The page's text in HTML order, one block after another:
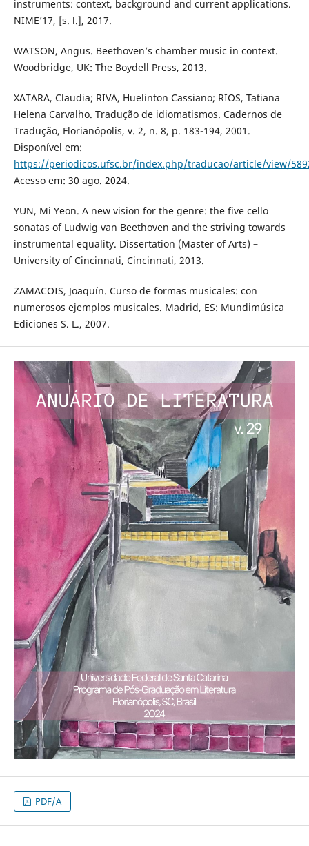
instruments: context, background and current applications.
NIME’17, [s. l.], 2017.
WATSON, Angus. Beethoven’s chamber music in context.
Woodbridge, UK: The Boydell Press, 2013.
XATARA, Claudia; RIVA, Huelinton Cassiano; RIOS, Tatiana
Helena Carvalho. Tradução de idiomatismos. Cadernos de
Tradução, Florianópolis, v. 2, n. 8, p. 183-194, 2001.
Disponível em:
https://periodicos.ufsc.br/index.php/traducao/article/view/
Acesso em: 30 ago. 2024.
YUN, Mi Yeon. A new vision for the genre: the five cello
sonatas of Ludwig van Beethoven and the striving towards
instrumental equality. Dissertation (Master of Arts) –
University of Cincinnati, Cincinnati, 2013.
ZAMACOIS, Joaquín. Curso de formas musicales: con
numerosos ejemplos musicales. Madrid, ES: Mundimúsica
Ediciones S. L., 2007.
PDF/A